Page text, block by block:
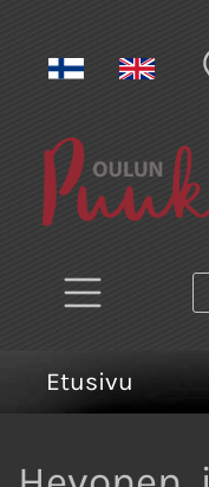
Etusivu